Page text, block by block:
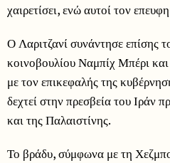
χαιρετίσει, ενώ αυτοί τον
Ο Λαριτζανί συνάντησε επίσης
κοινοβουλίου Ναμπίχ Μπέρι
με τον επικεφαλής της
δεχτεί στην πρεσβεία του Ιράν
και της Παλαιστίνης.
Το βράδυ, σύμφωνα με τη